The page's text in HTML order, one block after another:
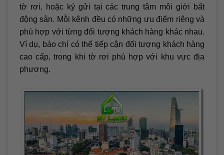
tờ rơi, hoặc ký gửi tại các trung tâm môi giới bất
động sản. Mỗi kênh đều có những ưu điểm riêng và
phù hợp với từng đối tượng khách hàng khác nhau.
Ví dụ, báo chí có thể tiếp cận đối tượng khách hàng
cao cấp, trong khi tờ rơi phù hợp với khu vực địa
phương.